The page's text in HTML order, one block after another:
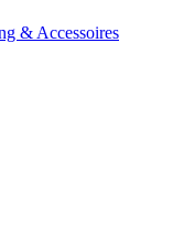
& Accessoires